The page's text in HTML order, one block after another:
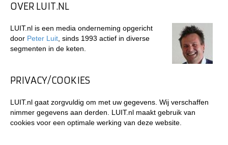
OVER LUIT.NL
LUIT.nl is een media onderneming opgericht
door Peter Luit , sinds 1993 actief in diverse
segmenten in de keten.
PRIVACY/COOKIES
LUIT.nl gaat zorgvuldig om met uw gegevens. Wij verschaffen
nimmer gegevens aan derden. LUIT.nl maakt gebruik van
cookies voor een optimale werking van deze website.